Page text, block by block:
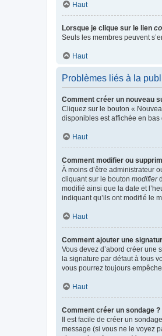
Haut
Lorsque je clique sur le lien
Seuls les membres peuvent
Haut
Problèmes liés à la
Comment créer un nouveau
Cliquez sur le bouton «
disponibles est affichée en
Haut
Comment modifier ou
À moins d’être administrateur
cliquant sur le bouton modifier
modifié ainsi que la date et
indiquant qu’ils ont modifié le
Haut
Comment ajouter une
Vous devez d’abord créer une
la signature par défaut à tous
vous pourrez toujours
Haut
Comment créer un sondage ?
Il est facile de créer un
message (si vous ne le voyez